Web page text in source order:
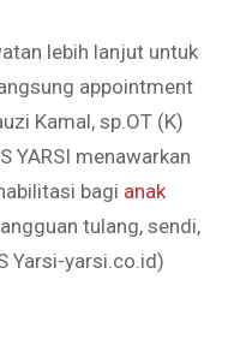
lebih lanjut untuk
appointment
Kamal, sp.OT (K)
YARSI menawarkan
bagi anak
tulang, sendi,
Yarsi-yarsi.co.id)